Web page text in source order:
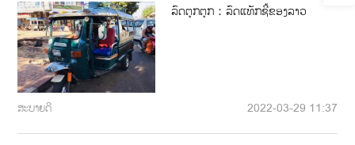
ລົດຕຸກຕຸກ：ລົດແທັກຊີ້ຂອງລາວ
ສະບາຍດີ 2022-03-29 11:37